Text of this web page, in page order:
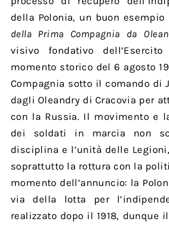
della Polonia, un buon esempio
della Prima Compagnia da
visivo fondativo
momento storico del 6 agosto
Compagnia sotto il comando di
dagli Oleandry di Cracovia per
con la Russia. Il movimento e
dei soldati in marcia non
disciplina e l’unità delle
soprattutto la rottura con la
momento dell’annuncio: la
via della lotta per
realizzato dopo il 1918, dunque